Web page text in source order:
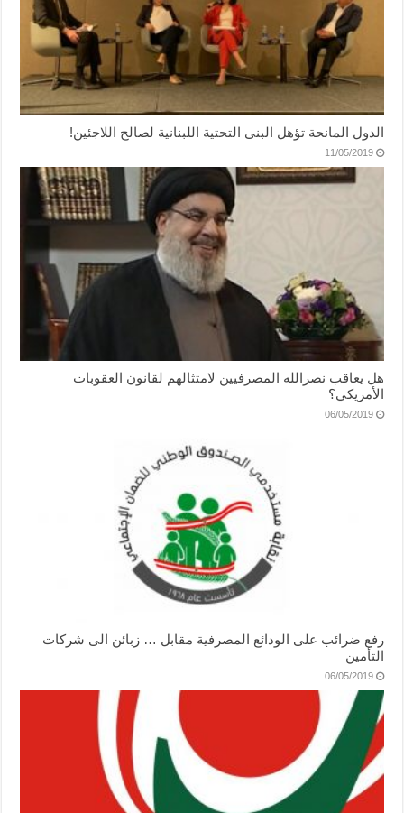
الدول المانحة تؤهل البنى التحتية اللبنانية لصالح اللاجئين!
11/05/2019
هل يعاقب نصرالله المصرفيين لامتثالهم لقانون العقوبات
الأمريكي؟
06/05/2019
رفع ضرائب على الودائع المصرفية مقابل … زبائن الى شركات
التأمين
06/05/2019